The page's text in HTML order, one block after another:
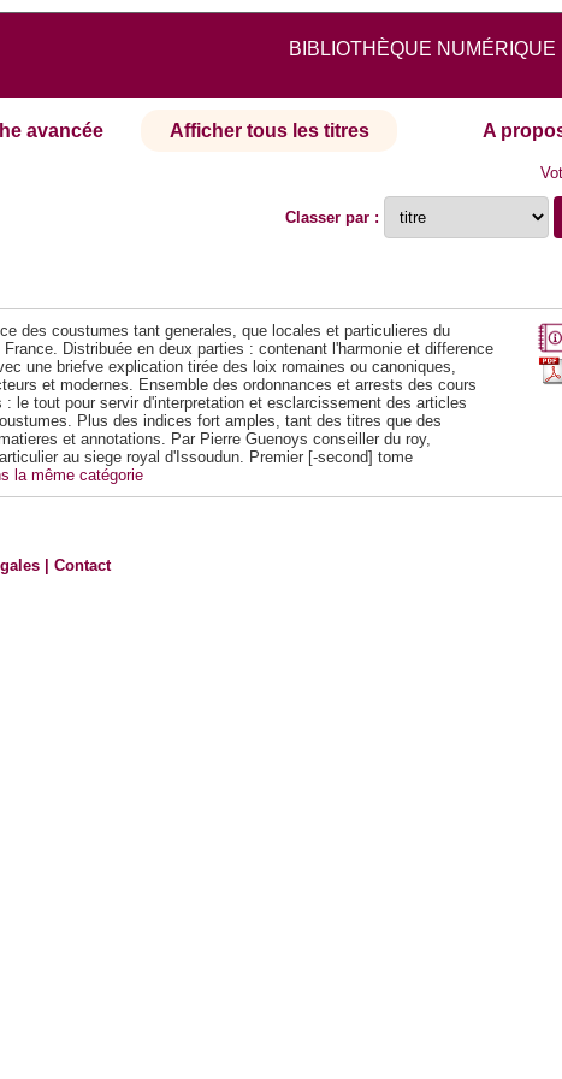
BIBLIOTHÈQUE NUMÉRIQUE
avancée Afficher tous les titres A
Classer par :
des coustumes tant generales, que locales et particulieres du
France. Distribuée en deux parties : contenant l'harmonie et difference
une briefve explication tirée des loix romaines ou canoniques,
et modernes. Ensemble des ordonnances et arrests des cours
: le tout pour servir d'interpretation et esclarcissement des articles
Plus des indices fort amples, tant des titres que des
et annotations. Par Pierre Guenoys conseiller du roy,
au siege royal d'Issoudun. Premier [-second] tome
la même catégorie
|Contact